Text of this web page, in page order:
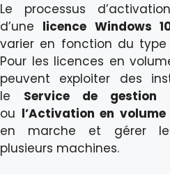
Le processus
d’une licence Windows
varier en fonction du
Pour les licences en
peuvent exploiter des
le Service de gestion
ou l’Activation en volume
en marche et gérer
plusieurs machines.